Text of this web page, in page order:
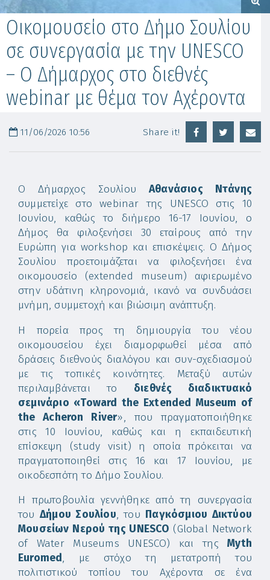
Οικομουσείο στο Δήμο Σουλίου
σε συνεργασία με την UNESCO
– Ο Δήμαρχος στο διεθνές
webinar με θέμα τον Αχέροντα
11/06/2026 10:56 Share it!
Ο Δήμαρχος ΣουλίουΑθανάσιος Ντάνης
συμμετείχε στο webinar της UNESCO στις 10
Ιουνίου, καθώς το διήμερο 16-17 Ιουνίου, ο
Δήμος θα φιλοξενήσει 30 εταίρους από την
Ευρώπη για workshop και επισκέψεις. Ο Δήμος
Σουλίου προετοιμάζεται να φιλοξενήσει ένα
οικομουσείο (extended museum) αφιερωμένο
στην υδάτινη κληρονομιά, ικανό να συνδυάσει
μνήμη, συμμετοχή και βιώσιμη ανάπτυξη.
Η πορεία προς τη δημιουργία του νέου
οικομουσείου έχει διαμορφωθεί μέσα από
δράσεις διεθνούς διαλόγου και συν-σχεδιασμού
με τις τοπικές κοινότητες. Μεταξύ αυτών
περιλαμβάνεται το διεθνές διαδικτυακό
σεμινάριο «Toward the Extended Museum of
the Acheron River», που πραγματοποιήθηκε
στις 10 Ιουνίου, καθώς και η εκπαιδευτική
επίσκεψη (study visit) η οποία πρόκειται να
πραγματοποιηθεί στις 16 και 17 Ιουνίου, με
οικοδεσπότη το Δήμο Σουλίου.
Η πρωτοβουλία γεννήθηκε από τη συνεργασία
του Δήμου Σουλίου, του Παγκόσμιου Δικτύου
Μουσείων Νερού της UNESCO (Global Network
of Water Museums UNESCO) και τηςMyth
Euromed, με στόχο τη μετατροπή του
πολιτιστικού τοπίου του Αχέροντα σε ένα